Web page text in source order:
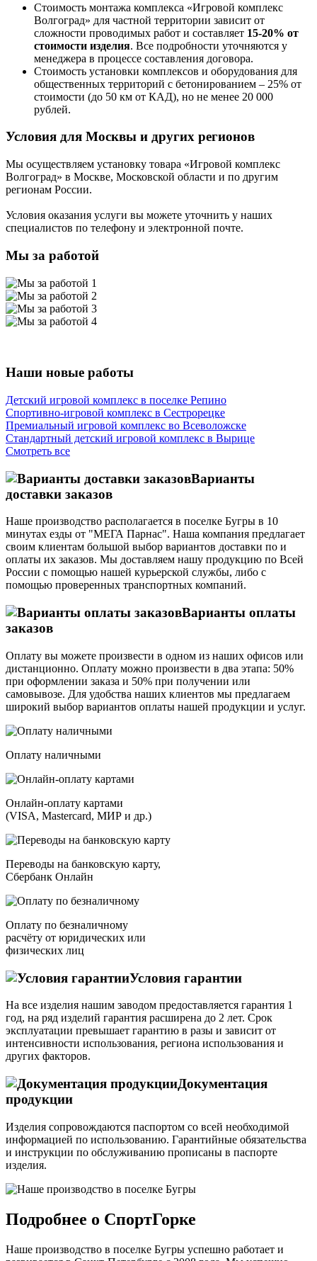
Стоимость монтажа комплекса «Игровой комплекс
Волгоград» для частной территории зависит от
сложности проводимых работ и составляет 15-20% от
стоимости изделия. Все подробности уточняются у
менеджера в процессе составления договора.
Стоимость установки комплексов и оборудования для
общественных территорий с бетонированием – 25% от
стоимости (до 50 км от КАД), но не менее 20 000
рублей.
Условия для Москвы и других регионов
Мы осуществляем установку товара «Игровой комплекс
Волгоград» в Москве, Московской области и по другим
регионам России.
Условия оказания услуги вы можете уточнить у наших
специалистов по телефону и электронной почте.
Мы за работой
Наши новые работы
Детский игровой комплекс в поселке Репино
Спортивно-игровой комплекс в Сестрорецке
Премиальный игровой комплекс во Всеволожске
Стандартный детский игровой комплекс в Вырице
Смотреть все
Варианты
доставки заказов
Наше производство располагается в поселке Бугры в 10
минутах езды от "МЕГА Парнас". Наша компания предлагает
своим клиентам большой выбор вариантов доставки по и
оплаты их заказов. Мы доставляем нашу продукцию по Всей
России с помощью нашей курьерской службы, либо с
помощью проверенных транспортных компаний.
Варианты оплаты
заказов
Оплату вы можете произвести в одном из наших офисов или
дистанционно. Оплату можно произвести в два этапа: 50%
при оформлении заказа и 50% при получении или
самовывозе. Для удобства наших клиентов мы предлагаем
широкий выбор вариантов оплаты нашей продукции и услуг.
Оплату наличными
Онлайн-оплату картами
(VISA, Mastercard, МИР и др.)
Переводы на банковскую карту,
Сбербанк Онлайн
Оплату по безналичному
расчёту от юридических или
физических лиц
Условия гарантии
На все изделия нашим заводом предоставляется гарантия 1
год, на ряд изделий гарантия расширена до 2 лет. Срок
эксплуатации превышает гарантию в разы и зависит от
интенсивности использования, региона использования и
других факторов.
Документация
продукции
Изделия сопровождаются паспортом со всей необходимой
информацией по использованию. Гарантийные обязательства
и инструкции по обслуживанию прописаны в паспорте
изделия.
Подробнее о СпортГорке
Наше производство в поселке Бугры успешно работает и